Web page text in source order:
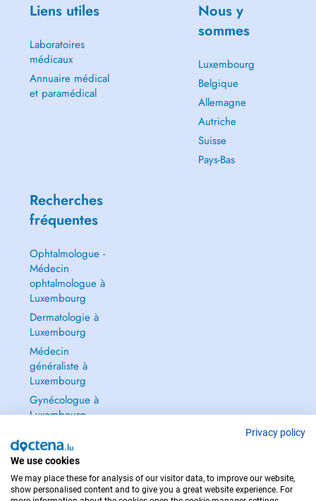
Liens utiles
Laboratoires
médicaux
Annuaire médical
et paramédical
Nous y
sommes
Luxembourg
Belgique
Allemagne
Autriche
Suisse
Pays-Bas
Recherches
fréquentes
Ophtalmologue -
Médecin
ophtalmologue à
Luxembourg
Dermatologie à
Luxembourg
Médecin
généraliste à
Luxembourg
Gynécologue à
Luxembourg
Privacy policy
We use cookies
We may place these for analysis of our visitor data, to improve our website,
show personalised content and to give you a great website experience. For